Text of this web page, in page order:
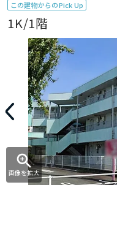
この建物からのPick Up
1K/1階
画像を拡大